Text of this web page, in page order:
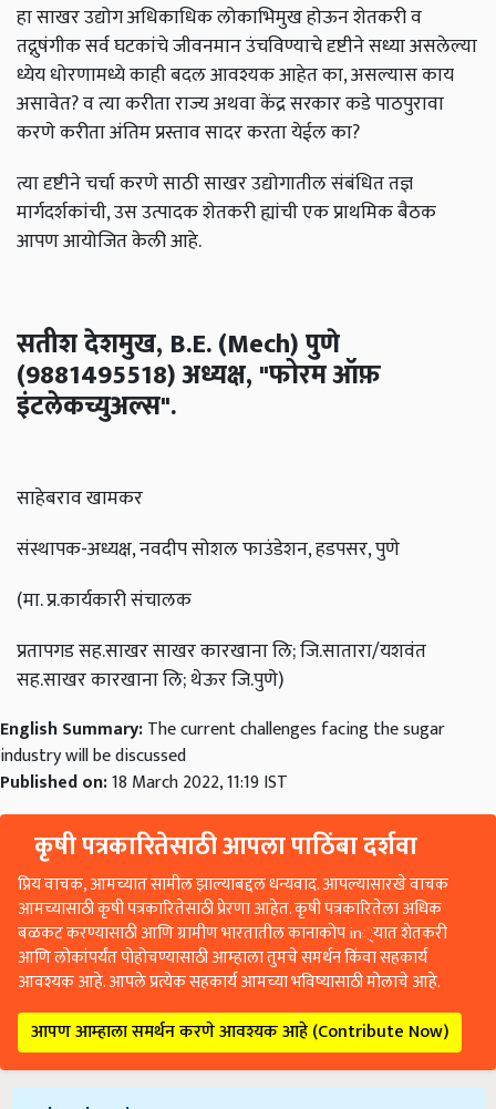
हा साखर उद्योग अधिकाधिक लोकाभिमुख होऊन शेतकरी व
तद्नुषंगीक सर्व घटकांचे जीवनमान उंचविण्याचे दृष्टीने सध्या असलेल्या
ध्येय धोरणामध्ये काही बदल आवश्यक आहेत का, असल्यास काय
असावेत? व त्या करीता राज्य अथवा केंद्र सरकार कडे पाठपुरावा
करणे करीता अंतिम प्रस्ताव सादर करता येईल का?
त्या दृष्टीने चर्चा करणे साठी साखर उद्योगातील संबंधित तज्ञ
मार्गदर्शकांची, उस उत्पादक शेतकरी ह्यांची एक प्राथमिक बैठक
आपण आयोजित केली आहे.
सतीश देशमुख, B.E. (Mech) पुणे
(9881495518) अध्यक्ष, "फोरम ऑफ़
इंटलेकच्युअल्स".
साहेबराव खामकर
संस्थापक-अध्यक्ष, नवदीप सोशल फाउंडेशन, हडपसर, पुणे
(मा. प्र.कार्यकारी संचालक
प्रतापगड सह.साखर साखर कारखाना लि; जि.सातारा/यशवंत
सह.साखर कारखाना लि; थेऊर जि.पुणे)
English Summary:The current challenges facing the sugar
industry will be discussed
Published on:18 March 2022, 11:19 IST
कृषी पत्रकारितेसाठी आपला पाठिंबा दर्शवा
प्रिय वाचक, आमच्यात सामील झाल्याबद्दल धन्यवाद. आपल्यासारखे वाचक
आमच्यासाठी कृषी पत्रकारितेसाठी प्रेरणा आहेत. कृषी पत्रकारितेला अधिक
बळकट करण्यासाठी आणि ग्रामीण भारतातील कानाकोप in्यात शेतकरी
आणि लोकांपर्यंत पोहोचण्यासाठी आम्हाला तुमचे समर्थन किंवा सहकार्य
आवश्यक आहे. आपले प्रत्येक सहकार्य आमच्या भविष्यासाठी मोलाचे आहे.
आपण आम्हाला समर्थन करणे आवश्यक आहे (Contribute Now)